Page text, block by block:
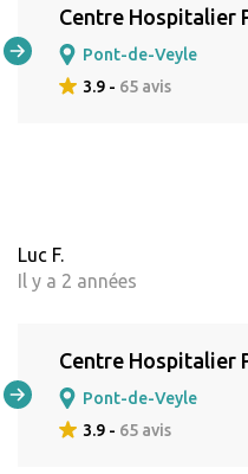
Centre Hospitalier
Pont-de-Veyle
3.9 - 65 avis
Luc F.
Il y a 2 années
Centre Hospitalier
Pont-de-Veyle
3.9 - 65 avis